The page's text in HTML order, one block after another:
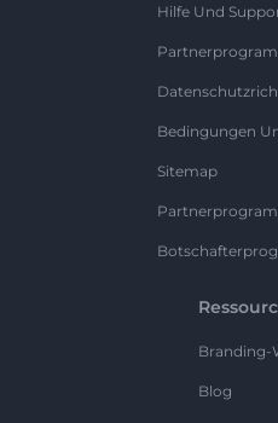
Hilfe Und
Bedingungen
Sitemap
Branding-
Blog